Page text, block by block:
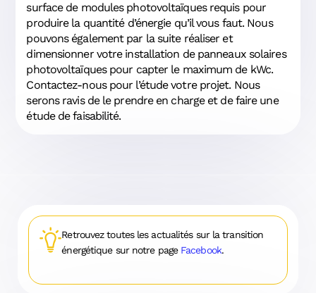
surface de modules photovoltaïques requis pour
produire la quantité d’énergie qu’il vous faut. Nous
pouvons également par la suite réaliser et
dimensionner votre installation de panneaux solaires
photovoltaïques pour capter le maximum de kWc.
Contactez-nous pour l’étude votre projet. Nous
serons ravis de le prendre en charge et de faire une
étude de faisabilité.
Retrouvez toutes les actualités sur la transition
énergétique sur notre page Facebook.